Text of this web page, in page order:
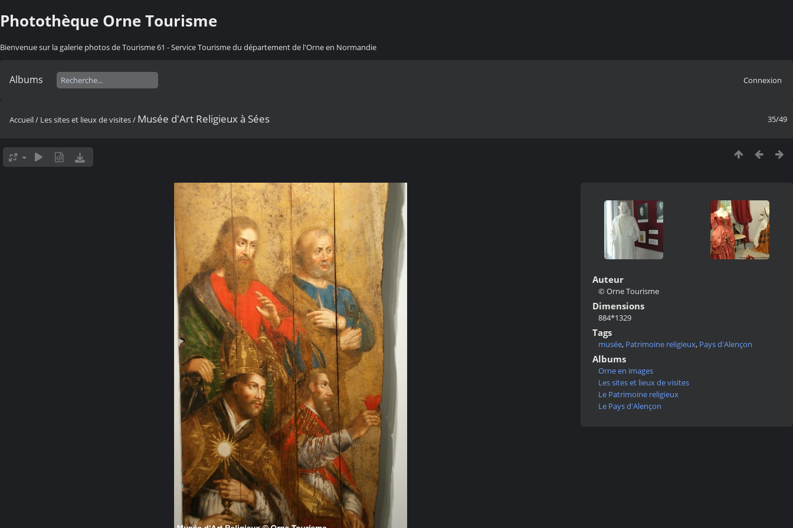
Photothèque Orne Tourisme
Bienvenue sur la galerie photos de Tourisme 61 - Service Tourisme du département de l'Orne en Normandie
Albums Connexion
35/49
Accueil/ Les sites et lieux de visites/ Musée d'Art Religieux à Sées
Auteur
© Orne Tourisme
Dimensions
884*1329
Tags
musée, Patrimoine religieux, Pays d'Alençon
Albums
Orne en images
Les sites et lieux de visites
Le Patrimoine religieux
Le Pays d'Alençon